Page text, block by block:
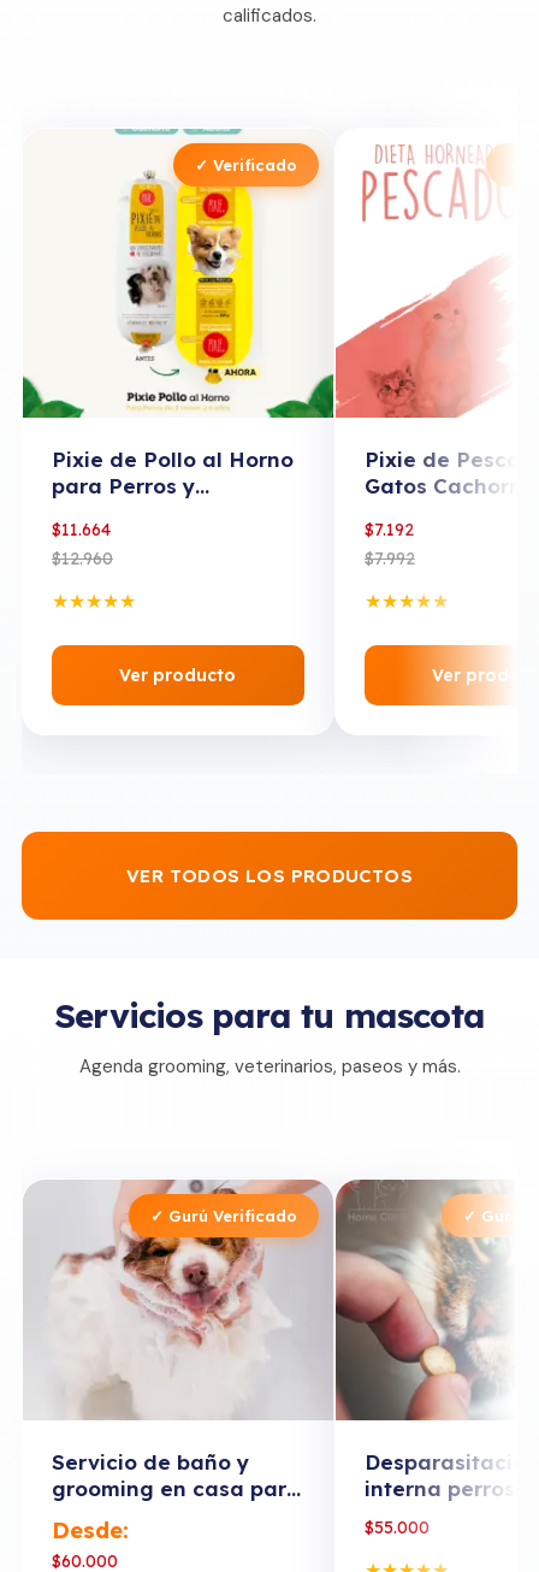
calificados.
✓ Verificado
Pixie de Pollo al Horno
para Perros y
$11.664
$12.960
★★★★★
Ver producto
Pixie de
Gatos
$7.192
$7.992
★★★★★
Ver
VER TODOS LOS PRODUCTOS
Servicios para tu mascota
Agenda grooming, veterinarios, paseos y más.
✓ Gurú Verificado
Servicio de baño y
grooming en casa para
perros
Desde:
$60.000
✓ Gurú
Desparasitación
interna perros
– Dra. Natalya
$55.000